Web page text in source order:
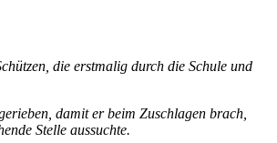
die erstmalig durch die Schule und
damit er beim Zuschlagen brach,
Stelle aussuchte.